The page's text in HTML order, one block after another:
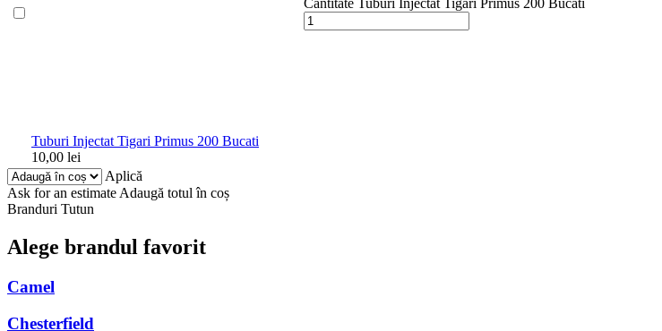
Tuburi Injectat Tigari Primus 200 Bucati
10,00 lei
Cantitate Tuburi Injectat Tigari Primus 200 Bucati
Aplică
Ask for an estimate Adaugă totul în coș
Branduri Tutun
Alege brandul favorit
Camel
Chesterfield